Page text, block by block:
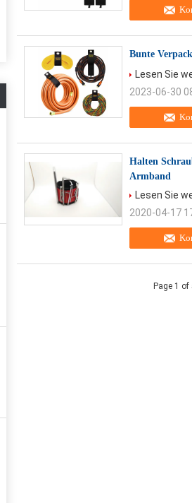
Bunte
Lesen Sie
2023-06-30
Halten
Armband
Lesen Sie
2020-04-17
Page 1 of